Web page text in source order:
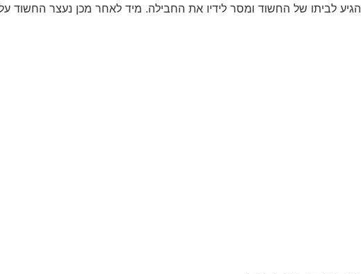
הגיע לביתו של החשוד ומסר לידיו את החבילה. מיד לאחר מכן נעצר החשוד